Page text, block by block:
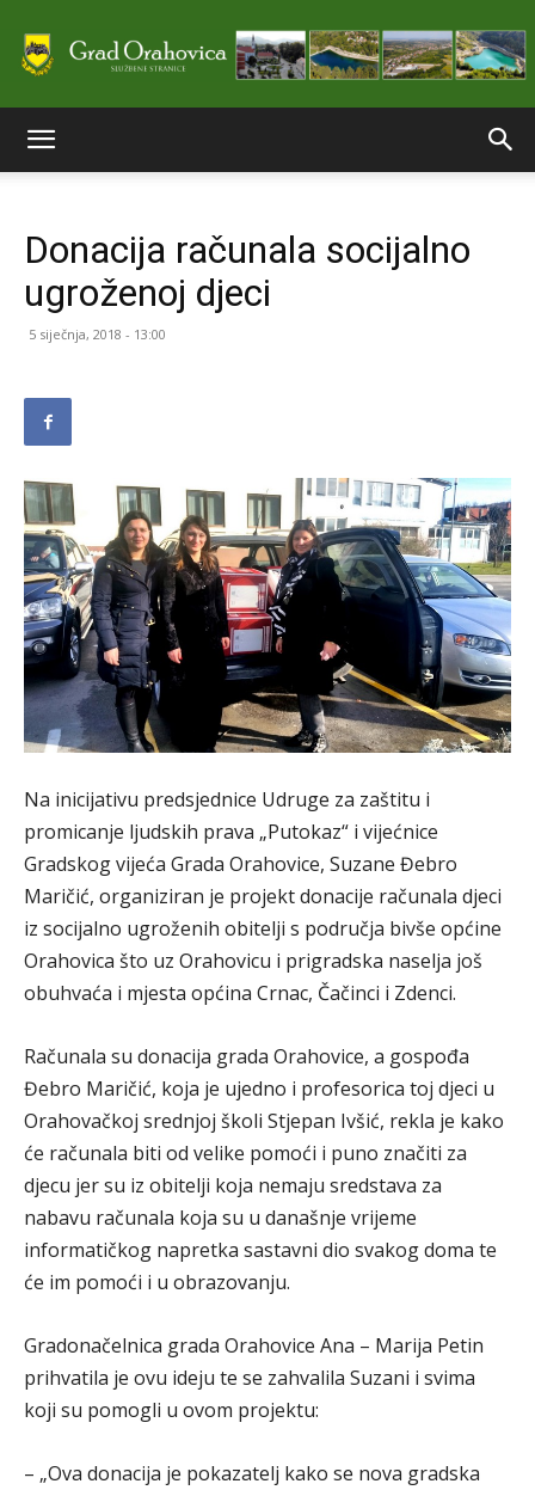
stranice
Donacija računala socijalno
ugroženoj djeci
5 siječnja, 2018 - 13:00
Na inicijativu predsjednice Udruge za zaštitu i
promicanje ljudskih prava „Putokaz“ i vijećnice
Gradskog vijeća Grada Orahovice, Suzane Đebro
Maričić, organiziran je projekt donacije računala djeci
iz socijalno ugroženih obitelji s područja bivše općine
Orahovica što uz Orahovicu i prigradska naselja još
obuhvaća i mjesta općina Crnac, Čačinci i Zdenci.
Računala su donacija grada Orahovice, a gospođa
Đebro Maričić, koja je ujedno i profesorica toj djeci u
Orahovačkoj srednjoj školi Stjepan Ivšić, rekla je kako
će računala biti od velike pomoći i puno značiti za
djecu jer su iz obitelji koja nemaju sredstava za
nabavu računala koja su u današnje vrijeme
informatičkog napretka sastavni dio svakog doma te
će im pomoći i u obrazovanju.
Gradonačelnica grada Orahovice Ana – Marija Petin
prihvatila je ovu ideju te se zahvalila Suzani i svima
koji su pomogli u ovom projektu:
– „Ova donacija je pokazatelj kako se nova gradska